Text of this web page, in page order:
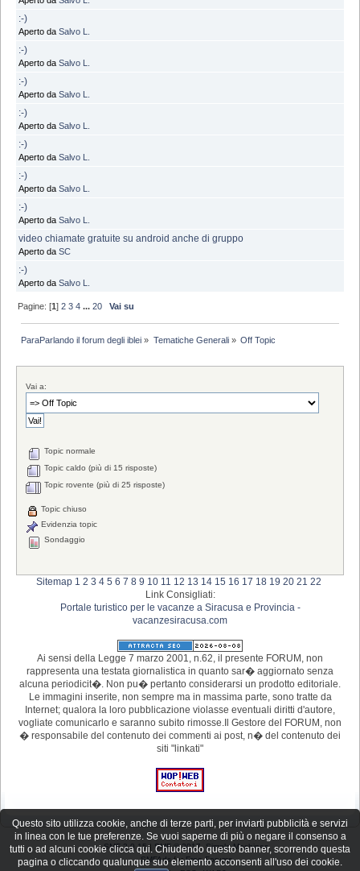
:-)
Aperto da Salvo L.
:-)
Aperto da Salvo L.
:-)
Aperto da Salvo L.
:-)
Aperto da Salvo L.
:-)
Aperto da Salvo L.
:-)
Aperto da Salvo L.
:-)
Aperto da Salvo L.
video chiamate gratuite su android anche di gruppo
Aperto da SC
:-)
Aperto da Salvo L.
Pagine: [1]2 3 4 ...20 Vai su
ParaParlando il forum degli iblei » Tematiche Generali» Off Topic
Vai a:
Topic normale
Topic caldo (più di 15 risposte)
Topic rovente (più di 25 risposte)
Topic chiuso
Evidenzia topic
Sondaggio
Sitemap 1 2 3 4 5 6 7 8 9 10 11 12 13 14 15 16 17 18 19 20 21 22
Link Consigliati:
Portale turistico per le vacanze a Siracusa e Provincia -
vacanzesiracusa.com
Ai sensi della Legge 7 marzo 2001, n.62, il presente FORUM, non
rappresenta una testata giornalistica in quanto sar� aggiornato senza
alcuna periodicit�. Non pu� pertanto considerarsi un prodotto editoriale.
Le immagini inserite, non sempre ma in massima parte, sono tratte da
Internet; qualora la loro pubblicazione violasse eventuali diritti d'autore,
vogliate comunicarlo e saranno subito rimosse.Il Gestore del FORUM, non
� responsabile del contenuto dei commenti ai post, n� del contenuto dei
siti "linkati"
SMF 2.0.15| SMF © 2017, Simple Machines
SMFAdsforFree Forums
Questo sito utilizza cookie, anche di terze parti, per inviarti pubblicità e servizi
in linea con le tue preferenze. Se vuoi saperne di più o negare il consenso a
tutti o ad alcuni cookie clicca qui. Chiudendo questo banner, scorrendo questa
pagina o cliccando qualunque suo elemento acconsenti all'uso dei cookie.